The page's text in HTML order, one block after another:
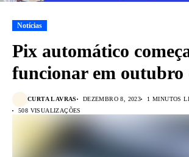
Notícias
Pix automático
funcionar em outubro
CURTA LAVRAS DEZEMBRO 8, 2023
1 MINUTOS
508 VISUALIZAÇÕES